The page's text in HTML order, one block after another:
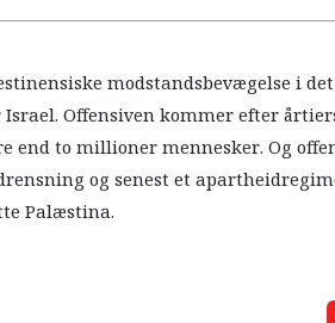
modstandsbevægelse i
Offensiven kommer efter
end to millioner mennesker. Og
og senest et
Palæstina.